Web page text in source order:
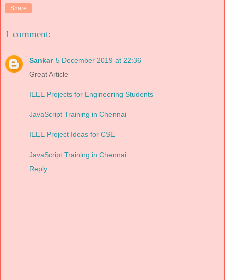
Share
1 comment:
Sankar 5 December 2019 at 22:36
Great Article
IEEE Projects for Engineering Students
JavaScript Training in Chennai
IEEE Project Ideas for CSE
JavaScript Training in Chennai
Reply